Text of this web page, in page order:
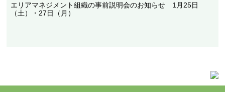
エリアマネジメント組織の事前説明会のお知らせ 1月25日
（土）・27日（月）